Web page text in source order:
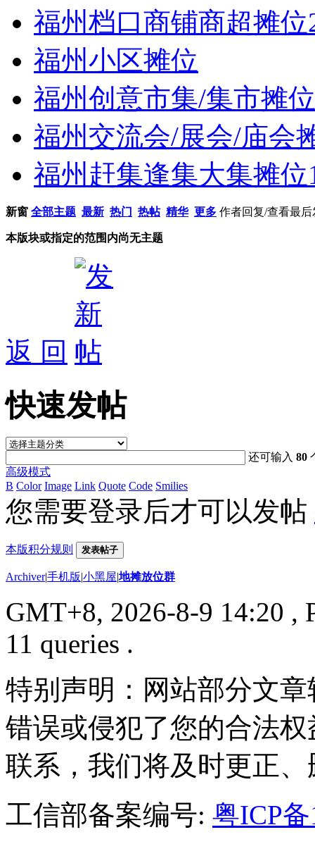
福州档口商铺商超摊位
福州小区摊位
福州创意市集/集市摊位
福州交流会/展会/庙会
福州赶集逢集大集摊位
新窗 全部主题 最新 热门 热帖 精华 更多 作者回复/查看最后
本版块或指定的范围内尚无主题
返 回
快速发帖
还可输入80
高级模式
B Color Image Link Quote Code Smilies
您需要登录后才可以发帖
本版积分规则 发表帖子
Archiver|手机版|小黑屋|地摊放位群
GMT+8, 2026-8-9 14:20 ,
11 queries .
特别声明：网站部分文
错误或侵犯了您的合法
联系，我们将及时更正
工信部备案编号: 粤ICP